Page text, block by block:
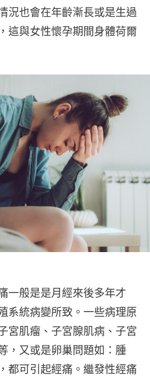
況也會在年齡漸長或是生過
這與女性懷孕期間身體荷爾
一般是是月經來後多年才
系統病變所致。一些病理原
宮肌瘤、子宮腺肌病、子宮
，又或是卵巢問題如：腫
都可引起經痛。繼發性經痛